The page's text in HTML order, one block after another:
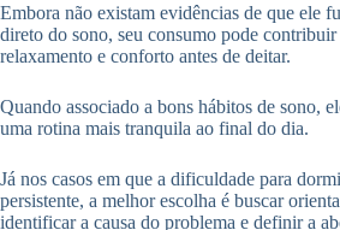
Embora não existam evidências de que ele
direto do sono, seu consumo pode
relaxamento e conforto antes de deitar.
Quando associado a bons hábitos de sono,
uma rotina mais tranquila ao final do dia.
Já nos casos em que a dificuldade para
persistente, a melhor escolha é buscar
identificar a causa do problema e definir a